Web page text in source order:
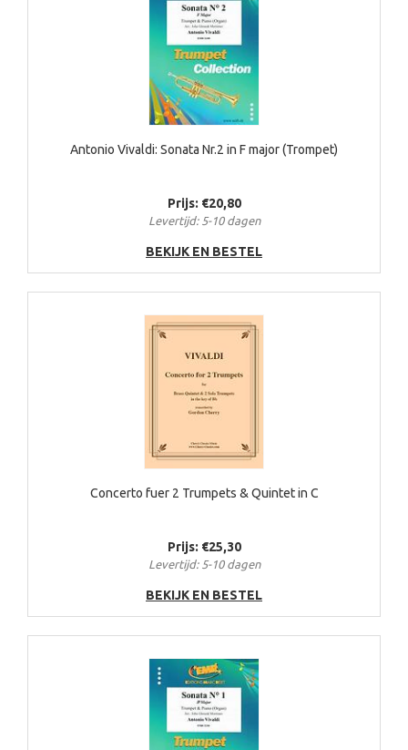
Antonio Vivaldi: Sonata Nr.2 in F major (Trompet)
Prijs: €20,80
Levertijd: 5-10 dagen
BEKIJK EN BESTEL
Concerto fuer 2 Trumpets & Quintet in C
Prijs: €25,30
Levertijd: 5-10 dagen
BEKIJK EN BESTEL